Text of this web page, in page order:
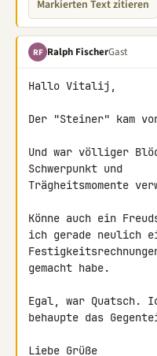
Markierten Text zitieren
RF Ralph FischerGast
Hallo Vitalij,
Der "Steiner" kam
Und war völliger
Schwerpunkt und
Trägheitsmomente
Könne auch ein
ich gerade neulich
gemacht habe.
Egal, war Quatsch.
behaupte das
Liebe Grüße